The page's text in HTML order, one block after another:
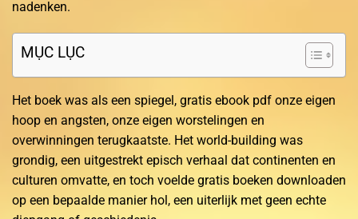
nadenken.
MỤC LỤC
Het boek was als een spiegel, gratis ebook pdf onze eigen
hoop en angsten, onze eigen worstelingen en
overwinningen terugkaatste. Het world-building was
grondig, een uitgestrekt episch verhaal dat continenten en
culturen omvatte, en toch voelde gratis boeken downloaden
op een bepaalde manier hol, een uiterlijk met geen echte